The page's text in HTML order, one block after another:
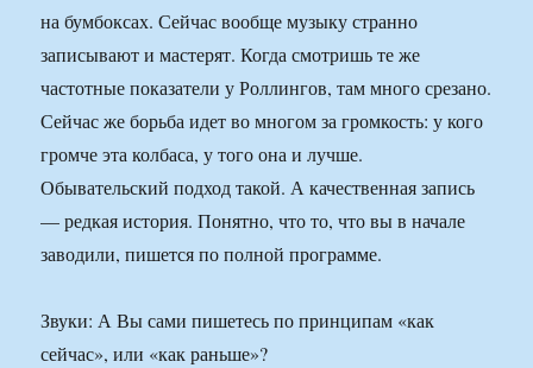
на бумбоксах. Сейчас вообще музыку странно
записывают и мастерят. Когда смотришь те же
частотные показатели у Роллингов, там много срезано.
Сейчас же борьба идет во многом за громкость: у кого
громче эта колбаса, у того она и лучше.
Обывательский подход такой. А качественная запись
— редкая история. Понятно, что то, что вы в начале
заводили, пишется по полной программе.
Звуки: А Вы сами пишетесь по принципам «как
сейчас», или «как раньше»?